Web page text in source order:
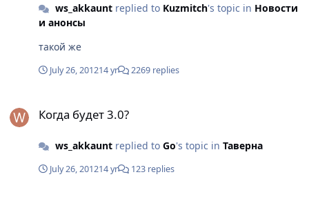
ws_akkauntreplied to Kuzmitch's topic in Новости
и анонсы
такой же
July 26, 201214 yr 2269 replies
Когда будет 3.0?
ws_akkauntreplied to Go's topic in Таверна
July 26, 201214 yr 123 replies